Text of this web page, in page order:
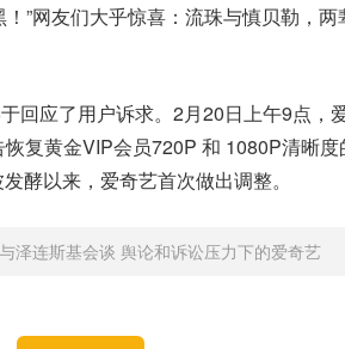
”网友们大乎惊喜：流珠与慎贝勒，两
回应了用户诉求。2月20日上午9点，
复黄金VIP会员720P 和 1080P清晰
酵以来，爱奇艺首次做出调整。
泽连斯基会谈 舆论和诉讼压力下的爱奇艺